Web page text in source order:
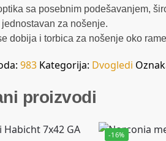
sa posebnim podešavanjem,
za nošenje.
dobija i torbica za nošenje oko
983 Kategorija: Dvogledi
proizvodi
-16%